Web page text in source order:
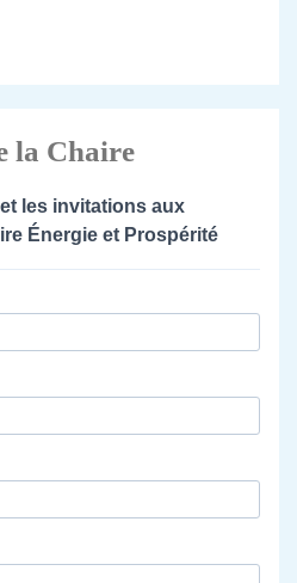
la Chaire
les invitations aux
Énergie et Prospérité